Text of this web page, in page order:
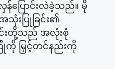
ပြောင်းလဲခဲ့သည်။ မို
သုံးပြုခြင်း၏
၎င်းတို့သည် အလုံးစုံ
ကို မြှင့်တင်နည်းကို